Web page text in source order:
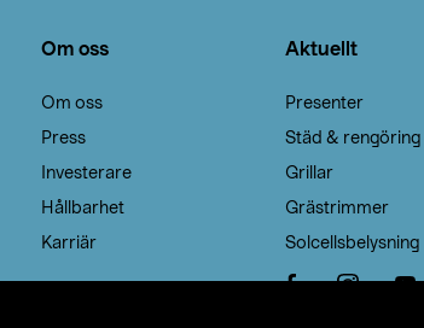
Om oss
Om oss
Press
Investerare
Hållbarhet
Karriär
Aktuellt
Presenter
Städ & rengöring
Grillar
Grästrimmer
Solcellsbelysning